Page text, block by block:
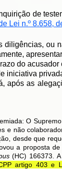
de
Lei n.º 8.658,
ou
do
iniciativa
após as
O
e não
desde que
a proposta
(HC) 166373. A
artigo 403 e